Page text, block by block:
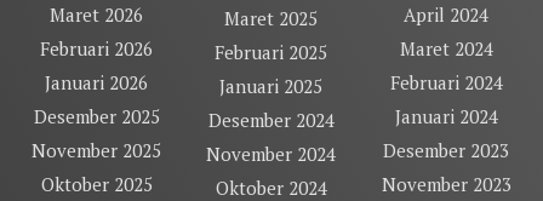
Maret 2026
Februari 2026
Januari 2026
Desember 2025
November 2025
Oktober 2025
Maret 2025
Februari 2025
Januari 2025
Desember 2024
November 2024
Oktober 2024
April 2024
Maret 2024
Februari 2024
Januari 2024
Desember 2023
November 2023